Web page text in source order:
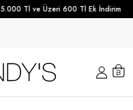
5.000 Tl ve Üzeri 600 Tl Ek İndirim